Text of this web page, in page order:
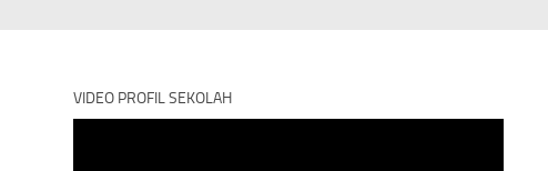
VIDEO PROFIL SEKOLAH